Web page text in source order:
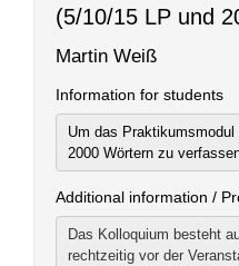
(5/10/15 LP und
Martin Weiß
Information for students
Um das
2000 Wörtern zu
Additional information /
Das Kolloquium besteht
rechtzeitig vor der